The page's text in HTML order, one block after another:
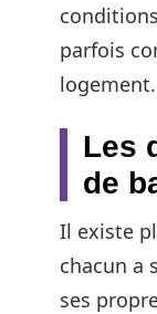
parfois
logement.
Les
de
Il existe
chacun a
ses